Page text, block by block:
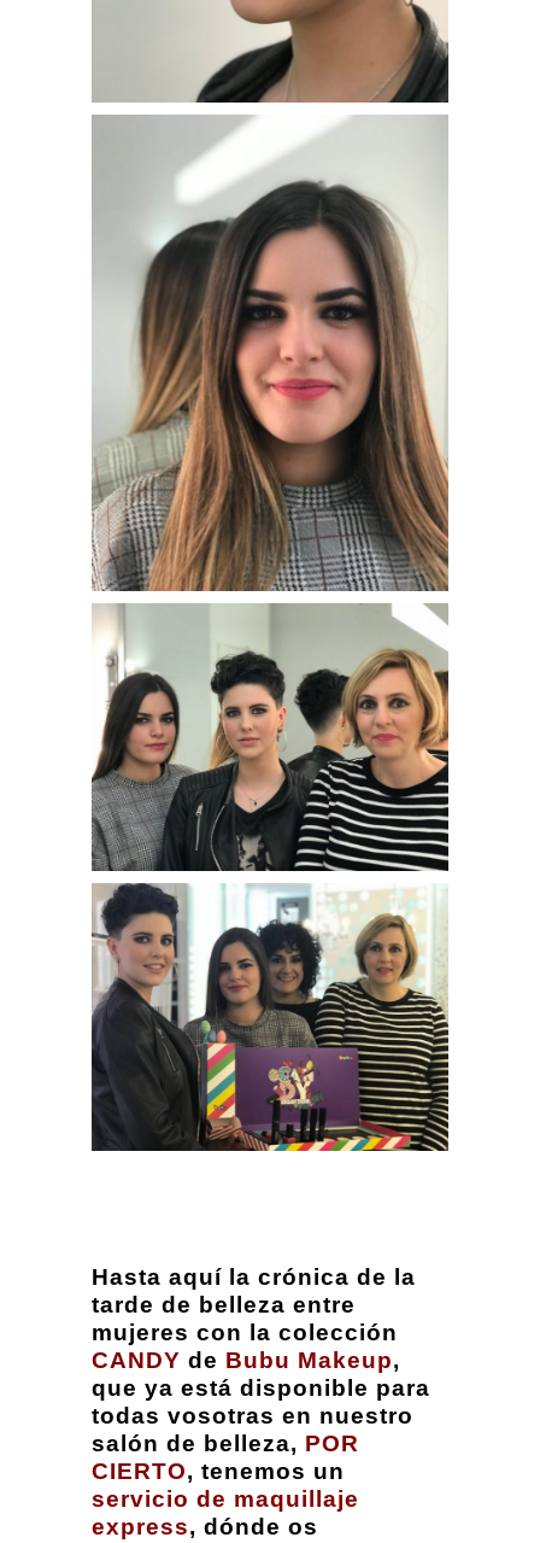
Hasta aquí la crónica de la
tarde de belleza entre
mujeres con la colección
CANDY de Bubu Makeup,
que ya está disponible para
todas vosotras en nuestro
salón de belleza, POR
CIERTO, tenemos un
servicio de maquillaje
express, dónde os